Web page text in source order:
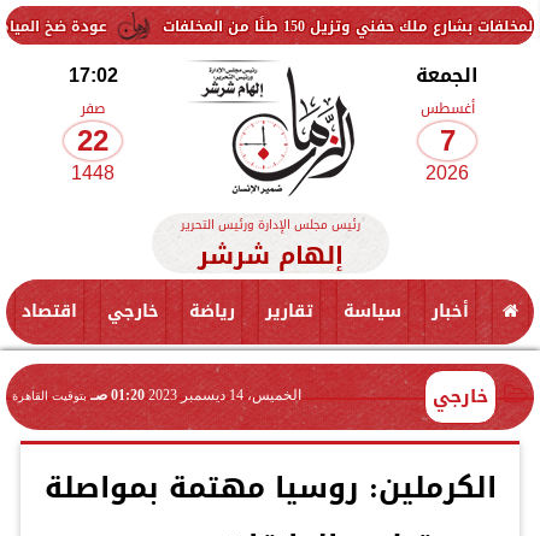
عودة ضخ المياه تدريجيًا 150 طنًا من المخلفات
الجمعة
أغسطس
7
2026
17:02
صفر
22
1448
رئيس مجلس الإدارة ورئيس التحرير
إلهام شرشر
أخبار سياسة تقارير رياضة خارجي اقتصاد
خارجي الخميس، 14 ديسمبر 2023 01:20 صـ بتوقيت القاهرة
الكرملين: روسيا مهتمة بمواصلة